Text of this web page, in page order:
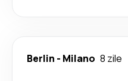
Berlin - Milano 8 zile